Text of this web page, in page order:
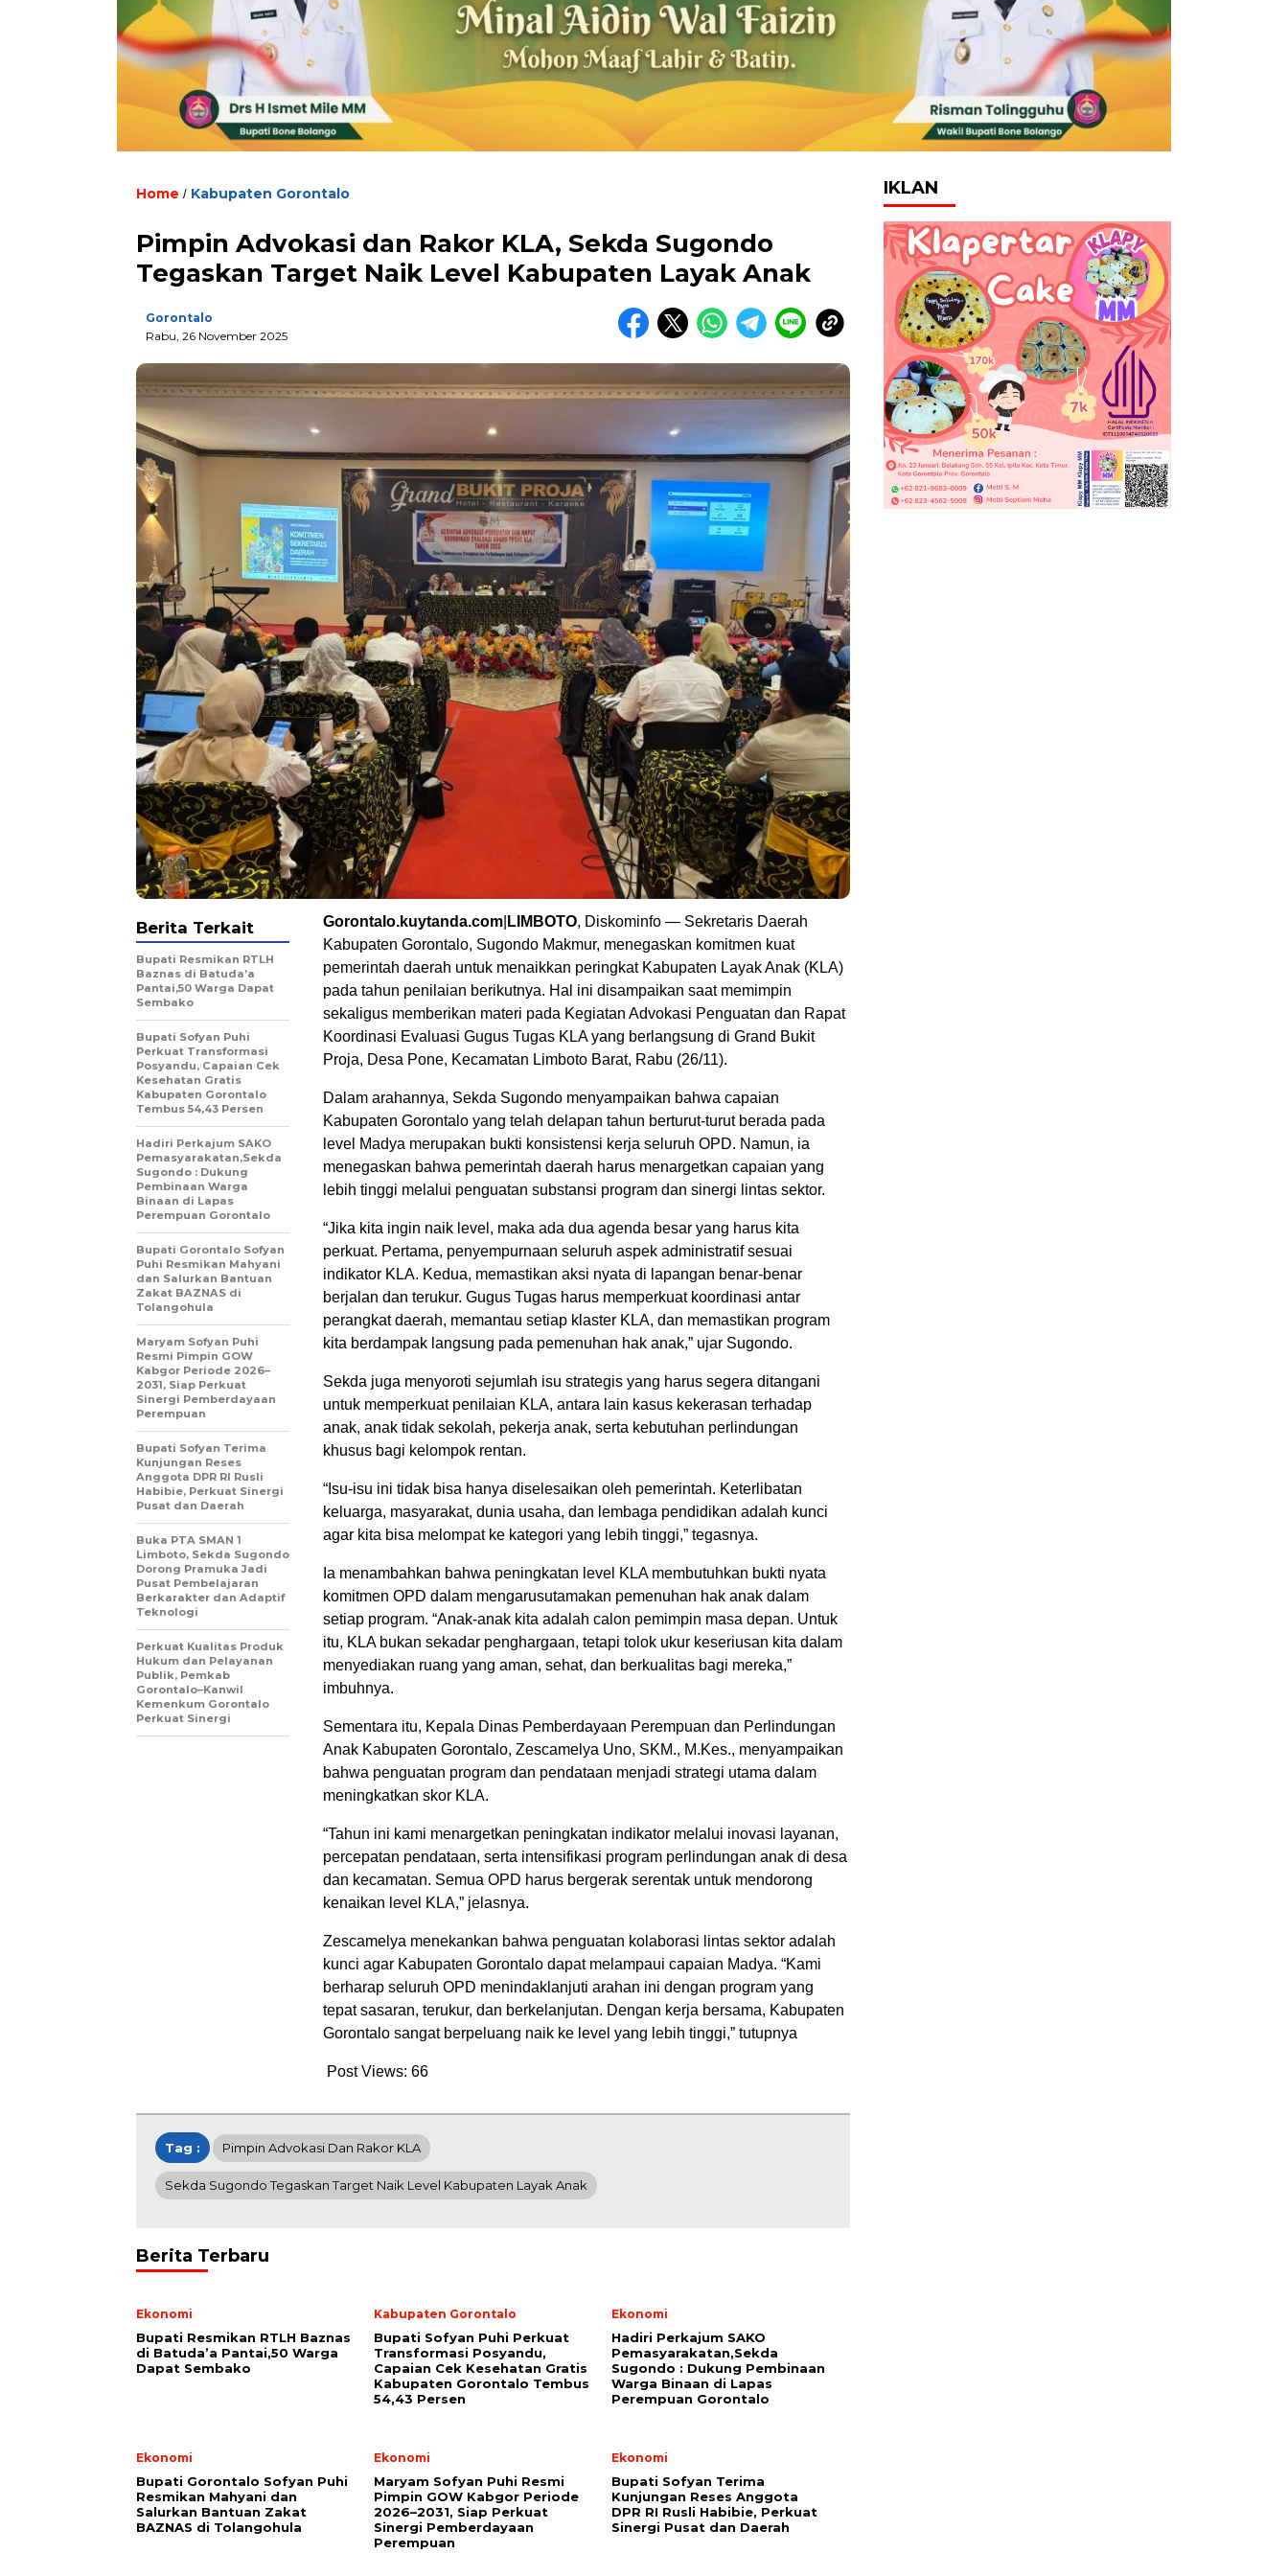
Home / Kabupaten Gorontalo
Pimpin Advokasi dan Rakor KLA, Sekda Sugondo
Tegaskan Target Naik Level Kabupaten Layak Anak
Gorontalo
Rabu, 26 November 2025
Gorontalo.kuytanda.com LIMBOTO, Diskominfo — Sekretaris Daerah
Kabupaten Gorontalo, Sugondo Makmur, menegaskan komitmen kuat
pemerintah daerah untuk menaikkan peringkat Kabupaten Layak Anak (KLA)
pada tahun penilaian berikutnya. Hal ini disampaikan saat memimpin
sekaligus memberikan materi pada Kegiatan Advokasi Penguatan dan Rapat
Koordinasi Evaluasi Gugus Tugas KLA yang berlangsung di Grand Bukit
Proja, Desa Pone, Kecamatan Limboto Barat, Rabu (26/11).
Dalam arahannya, Sekda Sugondo menyampaikan bahwa capaian
Kabupaten Gorontalo yang telah delapan tahun berturut-turut berada pada
level Madya merupakan bukti konsistensi kerja seluruh OPD. Namun, ia
menegaskan bahwa pemerintah daerah harus menargetkan capaian yang
lebih tinggi melalui penguatan substansi program dan sinergi lintas sektor.
“Jika kita ingin naik level, maka ada dua agenda besar yang harus kita
perkuat. Pertama, penyempurnaan seluruh aspek administratif sesuai
indikator KLA. Kedua, memastikan aksi nyata di lapangan benar-benar
berjalan dan terukur. Gugus Tugas harus memperkuat koordinasi antar
perangkat daerah, memantau setiap klaster KLA, dan memastikan program
kita berdampak langsung pada pemenuhan hak anak,” ujar Sugondo.
Sekda juga menyoroti sejumlah isu strategis yang harus segera ditangani
untuk memperkuat penilaian KLA, antara lain kasus kekerasan terhadap
anak, anak tidak sekolah, pekerja anak, serta kebutuhan perlindungan
khusus bagi kelompok rentan.
“Isu-isu ini tidak bisa hanya diselesaikan oleh pemerintah. Keterlibatan
keluarga, masyarakat, dunia usaha, dan lembaga pendidikan adalah kunci
agar kita bisa melompat ke kategori yang lebih tinggi,” tegasnya.
Ia menambahkan bahwa peningkatan level KLA membutuhkan bukti nyata
komitmen OPD dalam mengarusutamakan pemenuhan hak anak dalam
setiap program. “Anak-anak kita adalah calon pemimpin masa depan. Untuk
itu, KLA bukan sekadar penghargaan, tetapi tolok ukur keseriusan kita dalam
menyediakan ruang yang aman, sehat, dan berkualitas bagi mereka,”
imbuhnya.
Sementara itu, Kepala Dinas Pemberdayaan Perempuan dan Perlindungan
Anak Kabupaten Gorontalo, Zescamelya Uno, SKM., M.Kes., menyampaikan
bahwa penguatan program dan pendataan menjadi strategi utama dalam
meningkatkan skor KLA.
“Tahun ini kami menargetkan peningkatan indikator melalui inovasi layanan,
percepatan pendataan, serta intensifikasi program perlindungan anak di desa
dan kecamatan. Semua OPD harus bergerak serentak untuk mendorong
kenaikan level KLA,” jelasnya.
Zescamelya menekankan bahwa penguatan kolaborasi lintas sektor adalah
kunci agar Kabupaten Gorontalo dapat melampaui capaian Madya. “Kami
berharap seluruh OPD menindaklanjuti arahan ini dengan program yang
tepat sasaran, terukur, dan berkelanjutan. Dengan kerja bersama, Kabupaten
Gorontalo sangat berpeluang naik ke level yang lebih tinggi,” tutupnya
Post Views: 66
Berita Terkait
Bupati Resmikan RTLH
Baznas di Batuda’a
Pantai,50 Warga Dapat
Sembako
Bupati Sofyan Puhi
Perkuat Transformasi
Posyandu, Capaian Cek
Kesehatan Gratis
Kabupaten Gorontalo
Tembus 54,43 Persen
Hadiri Perkajum SAKO
Pemasyarakatan,Sekda
Sugondo : Dukung
Pembinaan Warga
Binaan di Lapas
Perempuan Gorontalo
Bupati Gorontalo Sofyan
Puhi Resmikan Mahyani
dan Salurkan Bantuan
Zakat BAZNAS di
Tolangohula
Maryam Sofyan Puhi
Resmi Pimpin GOW
Kabgor Periode 2026–
2031, Siap Perkuat
Sinergi Pemberdayaan
Perempuan
Bupati Sofyan Terima
Kunjungan Reses
Anggota DPR RI Rusli
Habibie, Perkuat Sinergi
Pusat dan Daerah
Buka PTA SMAN 1
Limboto, Sekda Sugondo
Dorong Pramuka Jadi
Pusat Pembelajaran
Berkarakter dan Adaptif
Teknologi
Perkuat Kualitas Produk
Hukum dan Pelayanan
Publik, Pemkab
Gorontalo–Kanwil
Kemenkum Gorontalo
Perkuat Sinergi
Tag : Pimpin Advokasi Dan Rakor KLA
Sekda Sugondo Tegaskan Target Naik Level Kabupaten Layak Anak
Berita Terbaru
Ekonomi
Bupati Resmikan RTLH Baznas
di Batuda’a Pantai,50 Warga
Dapat Sembako
Kabupaten Gorontalo
Bupati Sofyan Puhi Perkuat
Transformasi Posyandu,
Capaian Cek Kesehatan Gratis
Kabupaten Gorontalo Tembus
54,43 Persen
Ekonomi
Hadiri Perkajum SAKO
Pemasyarakatan,Sekda
Sugondo : Dukung Pembinaan
Warga Binaan di Lapas
Perempuan Gorontalo
Ekonomi
Bupati Gorontalo Sofyan Puhi
Resmikan Mahyani dan
Salurkan Bantuan Zakat
BAZNAS di Tolangohula
Ekonomi
Maryam Sofyan Puhi Resmi
Pimpin GOW Kabgor Periode
2026–2031, Siap Perkuat
Sinergi Pemberdayaan
Perempuan
Ekonomi
Bupati Sofyan Terima
Kunjungan Reses Anggota
DPR RI Rusli Habibie, Perkuat
Sinergi Pusat dan Daerah
IKLAN